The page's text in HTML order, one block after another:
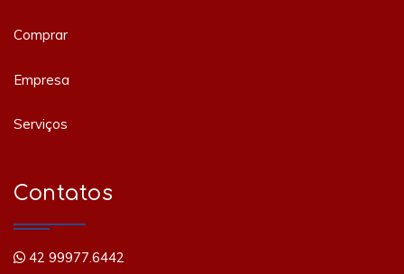
Comprar
Empresa
Serviços
Contatos
42 99977.6442